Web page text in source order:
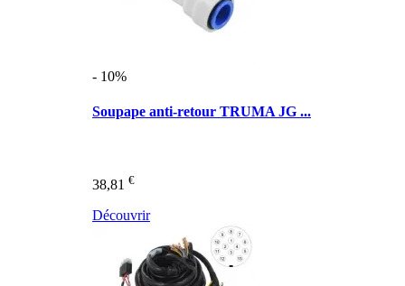
- 10%
Soupape anti-retour TRUMA JG ...
38,81 €
Découvrir